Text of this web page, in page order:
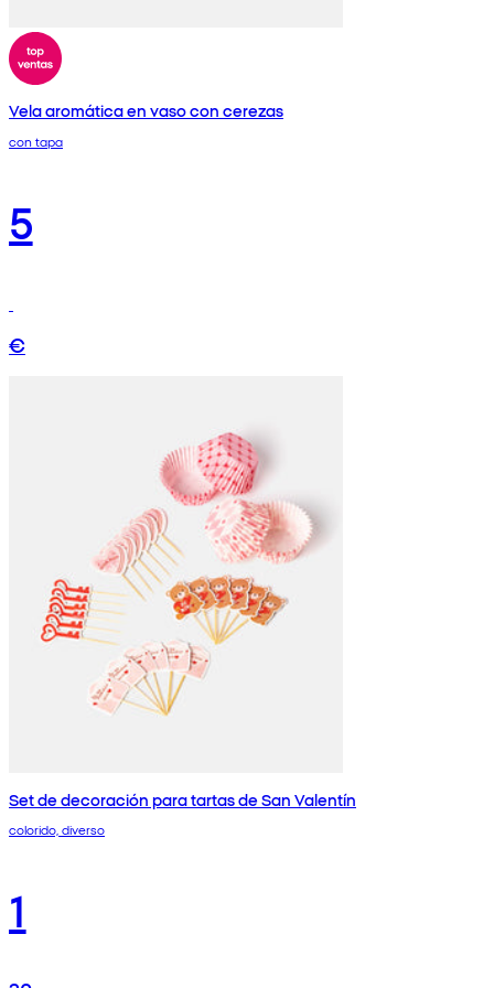
Vela aromática en vaso con cerezas
con tapa
5
€
Set de decoración para tartas de San Valentín
colorido, diverso
1